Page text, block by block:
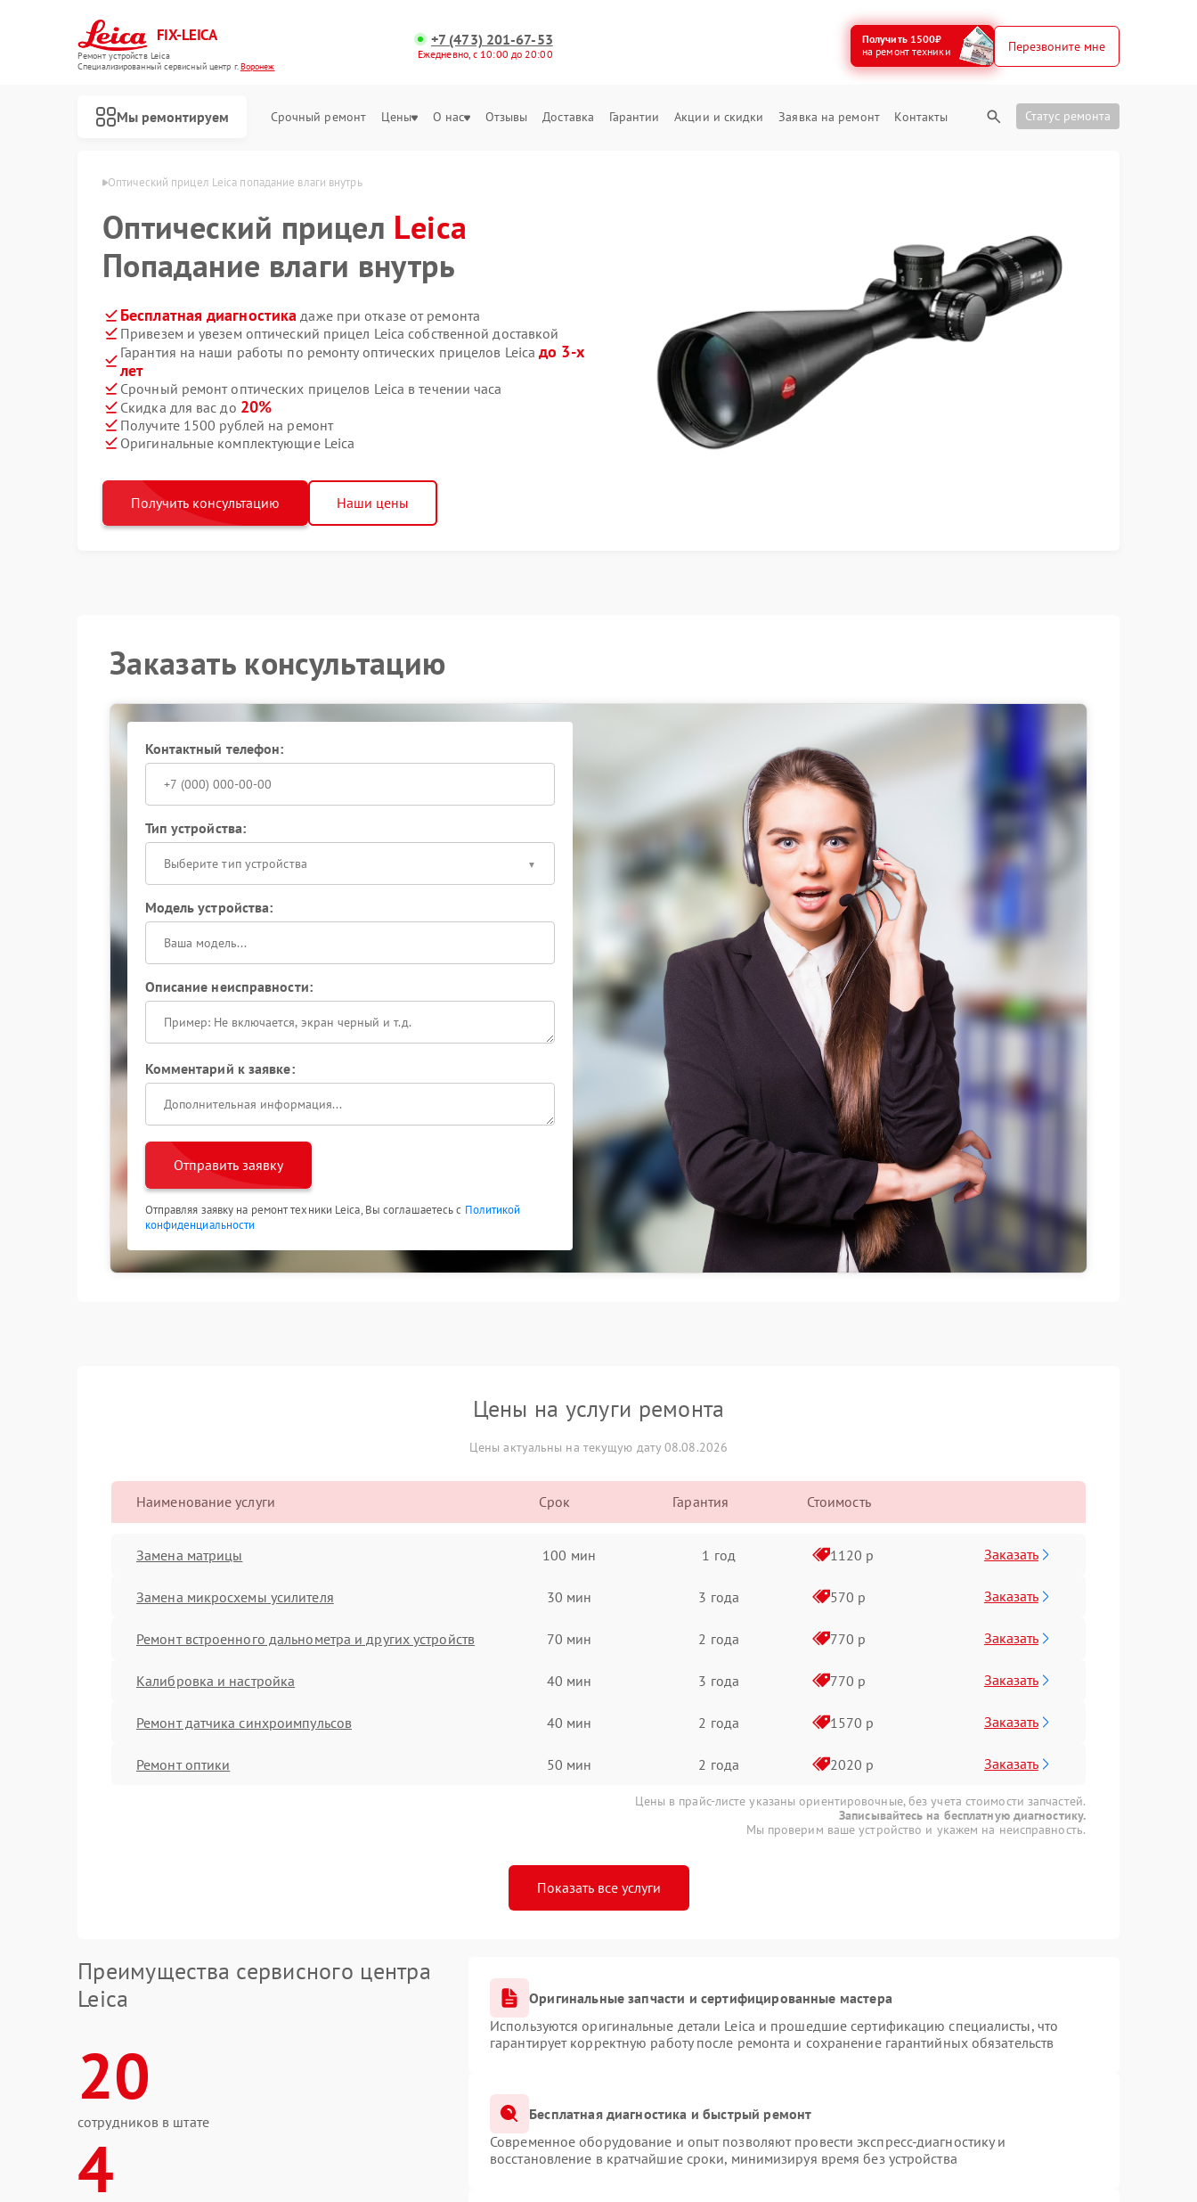
FIX-LEICA
Ремонт устройств Leica
Специализированный cервисный центр г.Воронеж
+7 (473) 201-67-53
Ежедневно, с 10:00 до 20:00
Получить 1500₽
на ремонт техники
Перезвоните мне
Мы ремонтируем Срочный ремонт Цены О нас Отзывы Доставка Гарантии Акции и скидки Заявка на ремонт Контакты Статус ремонта
Leica в Воронеже Оптический прицел Leica попадание влаги внутрь
Оптический прицел Leica
Попадание влаги внутрь
Бесплатная диагностика даже при отказе от ремонта
Привезем и увезем оптический прицел Leica собственной доставкой
Гарантия на наши работы по ремонту оптических прицелов Leicaдо 3-х
лет
Срочный ремонт оптических прицелов Leica в течении часа
Скидка для вас до 20%
Получите 1500 рублей на ремонт
Оригинальные комплектующие Leica
Получить консультацию Наши цены
Заказать консультацию
Контактный телефон:
Тип устройства:
Выберите тип устройства
Модель устройства:
Описание неисправности:
Комментарий к заявке:
Отправить заявку
Отправляя заявку на ремонт техники Leica, Вы соглашаетесь с Политикой
конфиденциальности
Цены на услуги ремонта
Цены актуальны на текущую дату 08.08.2026
Наименование услуги Срок Гарантия Стоимость
Замена матрицы 100 мин 1 год 1120 р Заказать
Замена микросхемы усилителя 30 мин 3 года 570 р Заказать
Ремонт встроенного дальнометра и других устройств 70 мин 2 года 770 р Заказать
Калибровка и настройка 40 мин 3 года 770 р Заказать
Ремонт датчика синхроимпульсов 40 мин 2 года 1570 р Заказать
Ремонт оптики 50 мин 2 года 2020 р Заказать
Цены в прайс-листе указаны ориентировочные, без учета стоимости запчастей.
Записывайтесь на бесплатную диагностику.
Мы проверим ваше устройство и укажем на неисправность.
Показать все услуги
Преимущества сервисного центра
Leica
20
сотрудников в штате
4
Оригинальные запчасти и сертифицированные мастера
Используются оригинальные детали Leica и прошедшие сертификацию специалисты, что
гарантирует корректную работу после ремонта и сохранение гарантийных обязательств
Бесплатная диагностика и быстрый ремонт
Современное оборудование и опыт позволяют провести экспресс-диагностику и
восстановление в кратчайшие сроки, минимизируя время без устройства